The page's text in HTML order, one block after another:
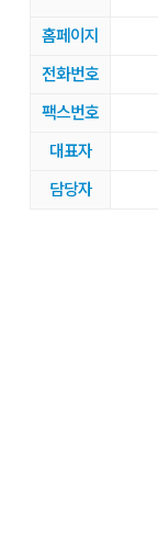
홈페이지
전화번호
팩스번호
대표자
담당자